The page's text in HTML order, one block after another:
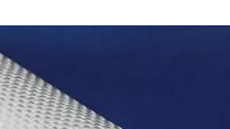
всех банков
оплату